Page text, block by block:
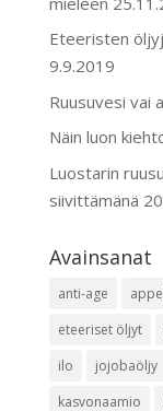
Eteeristen
9.9.2019
Ruusuvesi vai
Näin luon
Luostarin
siivittämänä
Avainsanat
anti-age
eteeriset öljyt
ilo
jojobaöljy
kasvonaamio